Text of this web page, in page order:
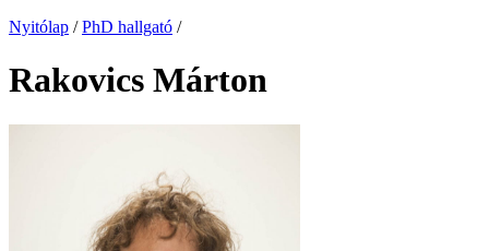
Nyitólap / PhD hallgató /
Rakovics Márton